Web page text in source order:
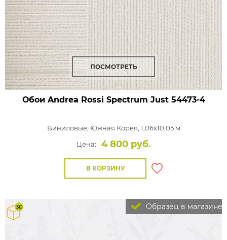
ПОСМОТРЕТЬ
Обои Andrea Rossi Spectrum Just54473-4
Виниловые, Южная Корея, 1,06x10,05 м
Цена:
4 800 руб.
В КОРЗИНУ
Образец в магазине